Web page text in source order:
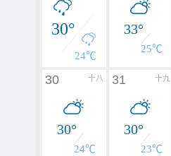
30°
24℃
33°
25℃
十八
30
30°
24℃
十九
31
30°
23℃